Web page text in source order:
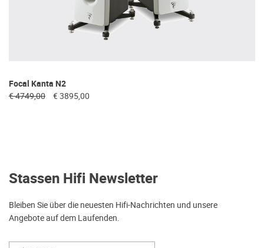
Focal Kanta N2
€ 4749,00 € 3895,00
Stassen Hifi Newsletter
Bleiben Sie über die neuesten Hifi-Nachrichten und unsere
Angebote auf dem Laufenden.